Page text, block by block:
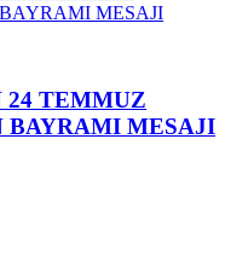
24 TEMMUZ
BAYRAMI MESAJI